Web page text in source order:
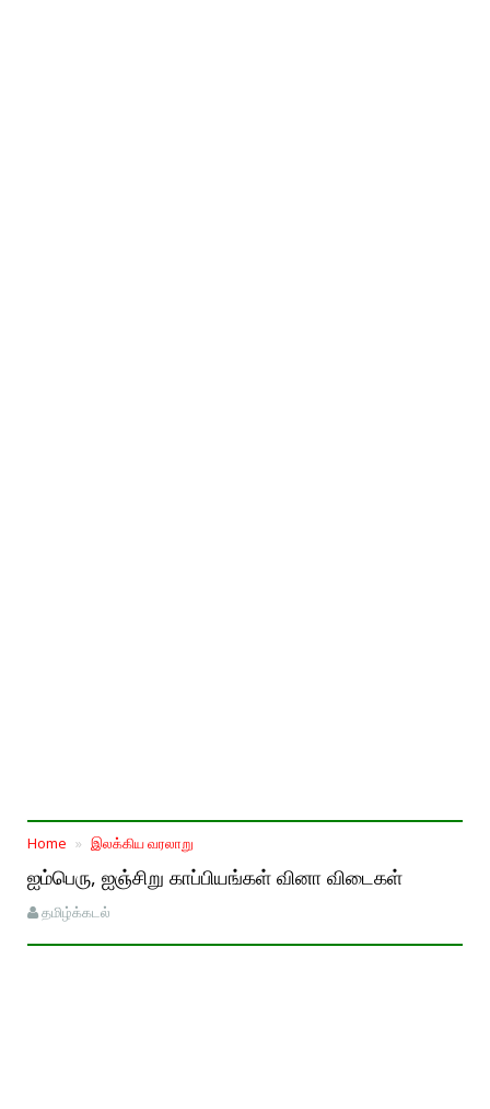
Home இலக்கிய வரலாறு
ஐம்பெரு, ஐஞ்சிறு காப்பியங்கள் வினா விடைகள்
தமிழ்க்கடல்